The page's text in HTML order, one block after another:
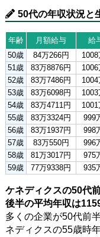
50代の年収状況と
年齢 月額給与 給
50歳
84万266円 1008
51歳
83万8876円 1006
52歳
83万7486円 1004
53歳
83万6098円 1003
54歳
83万4711円 1001
55歳
83万3324円 999
56歳
83万1937円 998
57歳
83万550円 996
58歳
81万3017円 975
59歳
77万9338円 935
ケネディクスの50代
後半の平均年収は
多くの企業が50代前
ネディクスの55歳時